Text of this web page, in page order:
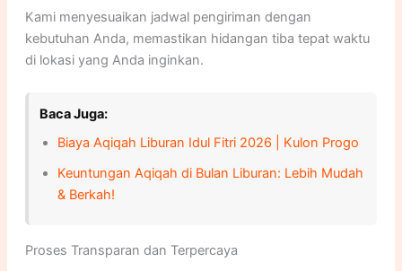
Kami menyesuaikan jadwal pengiriman dengan
kebutuhan Anda, memastikan hidangan tiba tepat waktu
di lokasi yang Anda inginkan.
Baca Juga:
Biaya Aqiqah Liburan Idul Fitri 2026 | Kulon Progo
Keuntungan Aqiqah di Bulan Liburan: Lebih Mudah
& Berkah!
Proses Transparan dan Terpercaya